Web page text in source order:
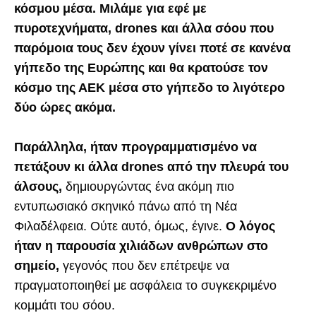
κόσμου μέσα. Μιλάμε για εφέ με
πυροτεχνήματα, drones και άλλα σόου που
παρόμοια τους δεν έχουν γίνει ποτέ σε κανένα
γήπεδο της Ευρώπης και θα κρατούσε τον
κόσμο της ΑΕΚ μέσα στο γήπεδο το λιγότερο
δύο ώρες ακόμα.
Παράλληλα, ήταν προγραμματισμένο να
πετάξουν κι άλλα drones από την πλευρά του
άλσους, δημιουργώντας ένα ακόμη πιο
εντυπωσιακό σκηνικό πάνω από τη Νέα
Φιλαδέλφεια. Ούτε αυτό, όμως, έγινε. Ο λόγος
ήταν η παρουσία χιλιάδων ανθρώπων στο
σημείο, γεγονός που δεν επέτρεψε να
πραγματοποιηθεί με ασφάλεια το συγκεκριμένο
κομμάτι του σόου.